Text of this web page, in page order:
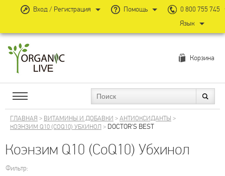
Корзина
ГЛАВНАЯ > ВИТАМИНЫ И ДОБАВКИ >АНТИОКСИДАНТЫ >
КОЭНЗИМ Q10 (COQ10) УБХИНОЛ> DOCTOR'S BEST
Коэнзим Q10 (CoQ10) Убхинол
Фильтр:
Вход / Регистрация Помощь
0 800 755 745
Язык